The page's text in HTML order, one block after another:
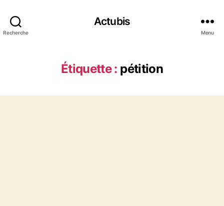
Recherche
Actubis
Menu
Étiquette : pétition